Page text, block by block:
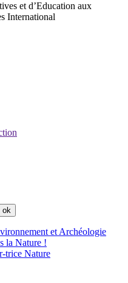
et d’Education aux
International
et Archéologie
la Nature !
trice Nature